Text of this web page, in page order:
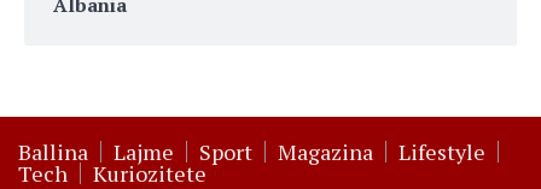
Ballina Lajme Sport Magazina Lifestyle
Tech Kuriozitete